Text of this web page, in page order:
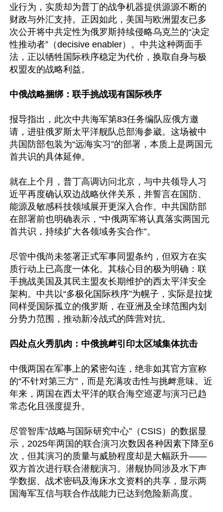
业行为，实质却为普丁的战争机器提供源源不断的
财政与外汇支持。正因如此，美国与欧洲盟友已多
次公开将中共定性为俄罗斯持续侵略乌克兰的“决定
性推动者”（decisive enabler）。中共这种两面手
法，正以牺牲国际秩序稳定为代价，换取自身与极
权盟友的战略利益。
中俄战略捆绑：联手挑战现有国际秩序
报导指出，此次中共海军第83任务编队应俄方邀
请，进驻俄罗斯太平洋舰队总部海参崴。这场被中
共国防部包装为“远海实习”的部署，本质上是两国元
首共识的具体延伸。
就在上个月，普丁高调访问北京，与中共领导人习
近平再度确认双边战略伙伴关系，并誓言在国防、
能源及敏感科技领域展开更深入合作。中共国防部
在部署前也明确表示，“中俄两军将认真落实两国元
首共识，持续扩大各领域务实合作”。
尽管中俄尚未签署正式军事同盟条约，但双方在实
质行动上已高度一体化。其核心目的极为明确：联
手挑战美国及其民主盟友长期维护的西太平洋安全
架构。中共以“多极化国际秩序”为幌子，实际是拉拢
同样受国际孤立的俄罗斯，在亚洲及全球范围内划
分势力范围，推动新冷战式的阵营对抗。
四处点火秀肌肉：中俄挑衅引印太区域集体抗击
中俄两国在军事上的紧密勾连，绝非如其官方宣称
的“不针对第三方”，而是充满攻击性与挑衅意味。近
年来，两国在西太平洋的联合海空巡逻与演习已趋
常态化且强度提升。
尽管智库“战略与国际研究中心”（CSIS）的数据显
示，2025年两国的联合演习次数因各种因素下降至6
次，但其演习的质量与威胁程度却是大幅跃升——
双方首次进行联合潜舰演习。潜舰协同涉及水下声
学数据、战术密码及海床水文资料的共享，显示两
国海军互信与联合作战能力已达到危险新高度。